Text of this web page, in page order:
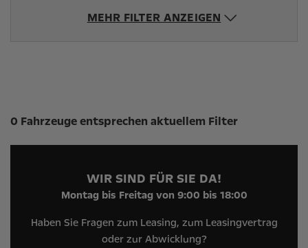
MEHR FILTER ANZEIGEN
Suchergebnisse
0 Fahrzeuge entsprechen aktuellem Filter
WIR SIND FÜR SIE DA!
Montag bis Freitag von 9:00 bis 18:00
Haben Sie Fragen zum Leasing, zum Leasingvertrag
oder zur Abwicklung?